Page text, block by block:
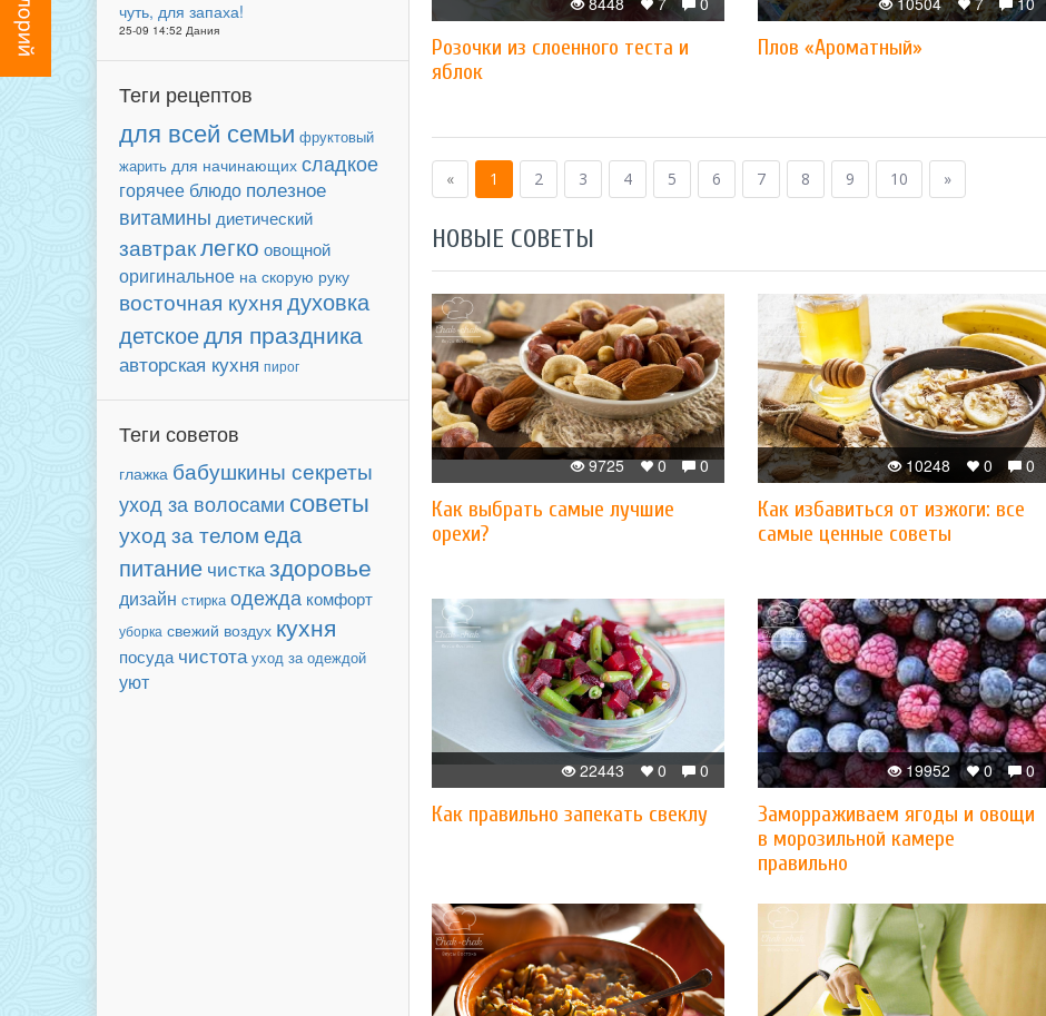
чуть, для запаха!
25-09 14:52 Дания
Теги рецептов
для всей семьи фруктовый
жарить для начинающих сладкое
горячее блюдо полезное
витамины диетический
завтраклегко овощной
оригинальное на скорую руку
восточная кухнядуховка
детскоедля праздника
авторская кухня пирог
Теги советов
глажка бабушкины секреты
уход за волосами советы
уход за теломеда
питание чистказдоровье
дизайн стирка одежда комфорт
уборка свежий воздух кухня
посуда чистота уход за одеждой
уют
Розочки из слоенного теста и
яблок
Плов «Ароматный»
« 1 2 3 4 5 6 7 8 9 10 »
НОВЫЕ СОВЕТЫ
0
0
9725
Как выбрать самые лучшие
орехи?
0
0
10248
Как избавиться от изжоги: все
самые ценные советы
0
0
22443
Как правильно запекать свеклу
0
0
19952
Заморраживаем ягоды и овощи
в морозильной камере
правильно